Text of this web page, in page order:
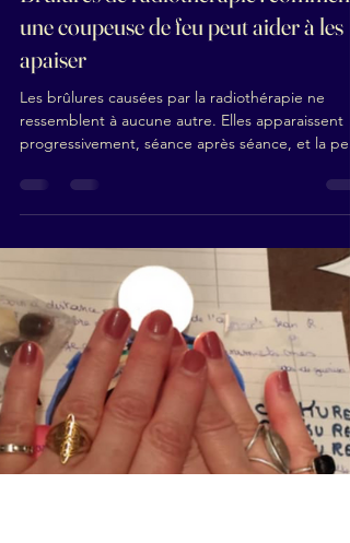
3 juil. 2 min de lecture
Brûlures de radiothérapie : comment
une coupeuse de feu peut aider à les
apaiser
Les brûlures causées par la radiothérapie ne
progressivement, séance après séance, et la
reste fragile pendant des semaines. Les crèmes
prescrites soulagent parfois, mais beaucoup de
patientes cherchent un complément pour tenir
rythme des séances sans que la douleur ne
devienne insupportable. Ce que rapportent mes
patientes suivies Marize, Anaïs et Lila ont toutes
les trois suivi un protocole de radiothérapie et
appe